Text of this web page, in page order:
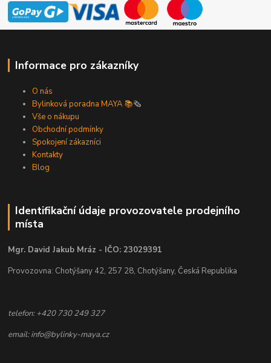
Informace pro zákazníky
O nás
Bylinková poradna MAYA 📚🗞️
Vše o nákupu
Obchodní podmínky
Spokojení zákazníci
Kontakty
Blog
Identifikační údaje provozovatele prodejního
místa
Mgr. David Jakub Mráz - IČO: 23029391
Provozovna: Chotýšany 42, 257 28, Chotýšany, Česká Republika
telefon: +420 730 249 327
email: info@bylinky-maya.cz